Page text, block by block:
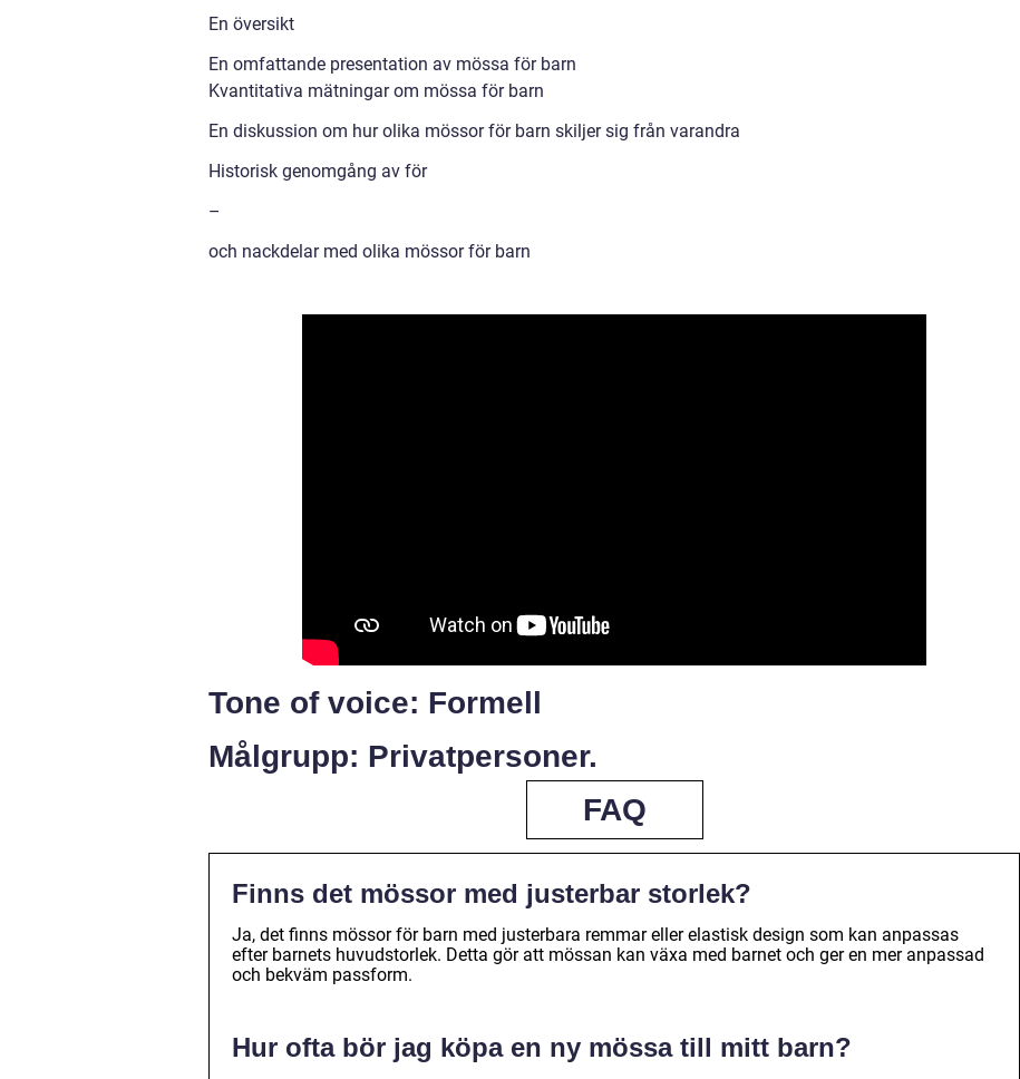
En översikt
En omfattande presentation av mössa för barn
Kvantitativa mätningar om mössa för barn
En diskussion om hur olika mössor för barn skiljer sig från varandra
Historisk genomgång av för
–
och nackdelar med olika mössor för barn
Tone of voice: Formell
Målgrupp: Privatpersoner.
FAQ
Finns det mössor med justerbar storlek?
Ja, det finns mössor för barn med justerbara remmar eller elastisk design som kan anpassas
efter barnets huvudstorlek. Detta gör att mössan kan växa med barnet och ger en mer anpassad
och bekväm passform.
Hur ofta bör jag köpa en ny mössa till mitt barn?